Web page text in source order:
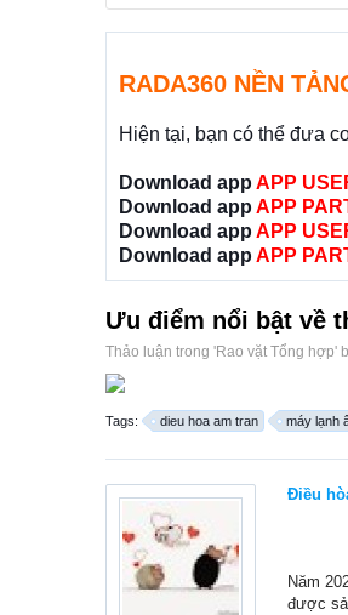
RADA360 NỀN
Hiện tại, bạn có thể đưa
Download app APP
Download app APP
Download app APP
Download app APP
Ưu điểm nổi bật về
Thảo luận trong 'Rao vặt Tổng hợp'
Tags: dieu hoa am tran máy lạnh
Điều
Năm
được